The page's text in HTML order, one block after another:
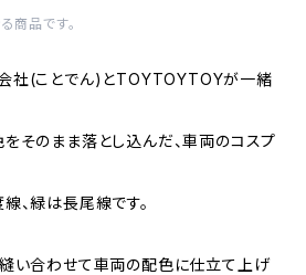
商品です。
社(ことでん)とTOYTOYTOYが一緒
そのまま落とし込んだ、車両のコスプ
、緑は長尾線です。
い合わせて車両の配色に仕立て上げ